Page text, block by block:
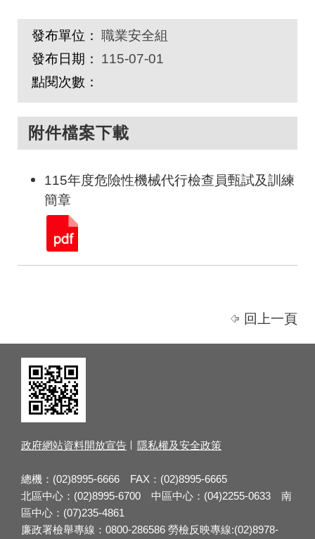
發布單位： 職業安全組
發布日期：
115-07-01
點閱次數：
附件檔案下載
115年度危險性機械代行檢查員甄試及訓練
簡章
回上一頁
政府網站資料開放宣告 隱私權及安全政策
總機：(02)8995-6666 FAX：(02)8995-6665
北區中心：(02)8995-6700 中區中心：(04)2255-0633 南
區中心：(07)235-4861
廉政署檢舉專線：0800-286586 勞檢反映專線:(02)8978-